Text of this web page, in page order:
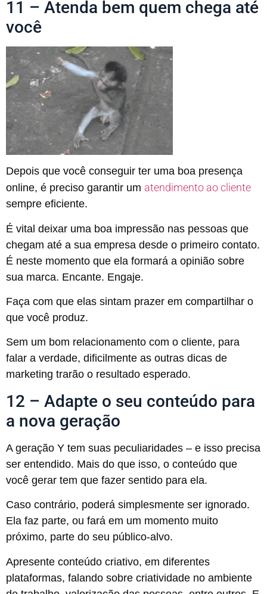
11 – Atenda bem quem chega até
você
Depois que você conseguir ter uma boa presença
online, é preciso garantir um atendimento ao cliente
sempre eficiente.
É vital deixar uma boa impressão nas pessoas que
chegam até a sua empresa desde o primeiro contato.
É neste momento que ela formará a opinião sobre
sua marca. Encante. Engaje.
Faça com que elas sintam prazer em compartilhar o
que você produz.
Sem um bom relacionamento com o cliente, para
falar a verdade, dificilmente as outras dicas de
marketing trarão o resultado esperado.
12 – Adapte o seu conteúdo para
a nova geração
A geração Y tem suas peculiaridades – e isso precisa
ser entendido. Mais do que isso, o conteúdo que
você gerar tem que fazer sentido para ela.
Caso contrário, poderá simplesmente ser ignorado.
Ela faz parte, ou fará em um momento muito
próximo, parte do seu público-alvo.
Apresente conteúdo criativo, em diferentes
plataformas, falando sobre criatividade no ambiente